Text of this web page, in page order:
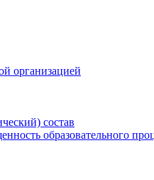
организацией
состав
образовательного